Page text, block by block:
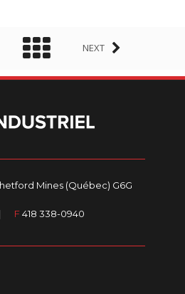
NEXT
Mines (Québec) G6G
F418 338-0940